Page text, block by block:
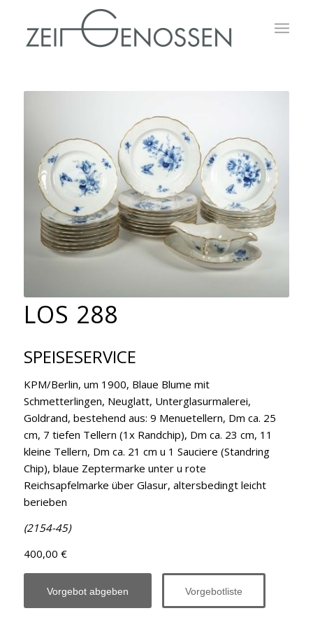
LOS 288
SPEISESERVICE
KPM/Berlin, um 1900, Blaue Blume mit
Schmetterlingen, Neuglatt, Unterglasurmalerei,
Goldrand, bestehend aus: 9 Menuetellern, Dm ca. 25
cm, 7 tiefen Tellern (1x Randchip), Dm ca. 23 cm, 11
kleine Tellern, Dm ca. 21 cm u 1 Sauciere (Standring
Chip), blaue Zeptermarke unter u rote
Reichsapfelmarke über Glasur, altersbedingt leicht
berieben
(2154-45)
400,00 €
Vorgebot abgeben Vorgebotliste